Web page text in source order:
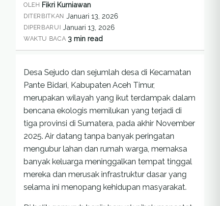
OLEH Fikri Kurniawan
DITERBITKAN Januari 13, 2026
DIPERBARUI Januari 13, 2026
WAKTU BACA 3 min read
Desa Sejudo dan sejumlah desa di Kecamatan
Pante Bidari, Kabupaten Aceh Timur,
merupakan wilayah yang ikut terdampak dalam
bencana ekologis memilukan yang terjadi di
tiga provinsi di Sumatera, pada akhir November
2025. Air datang tanpa banyak peringatan
mengubur lahan dan rumah warga, memaksa
banyak keluarga meninggalkan tempat tinggal
mereka dan merusak infrastruktur dasar yang
selama ini menopang kehidupan masyarakat.